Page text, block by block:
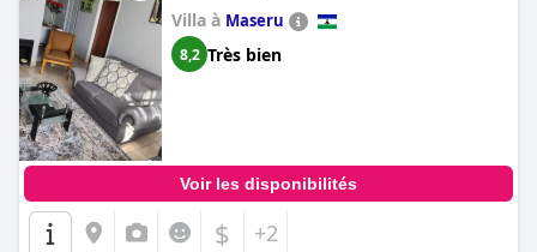
Villa à Maseru
8,2 Très bien
Voir les disponibilités
$ +2